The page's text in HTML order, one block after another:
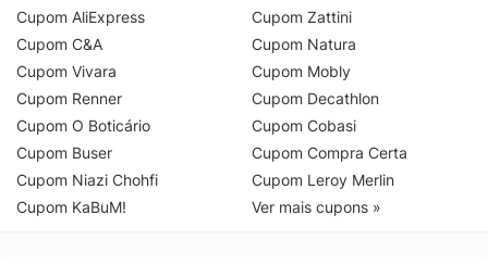
Cupom AliExpress
Cupom C&A
Cupom Vivara
Cupom Renner
Cupom O Boticário
Cupom Buser
Cupom Niazi Chohfi
Cupom KaBuM!
Cupom Zattini
Cupom Natura
Cupom Mobly
Cupom Decathlon
Cupom Cobasi
Cupom Compra Certa
Cupom Leroy Merlin
Ver mais cupons »